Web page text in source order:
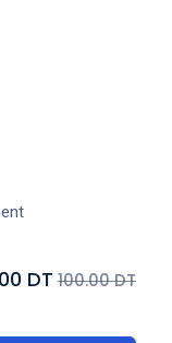
DT 100.00 DT